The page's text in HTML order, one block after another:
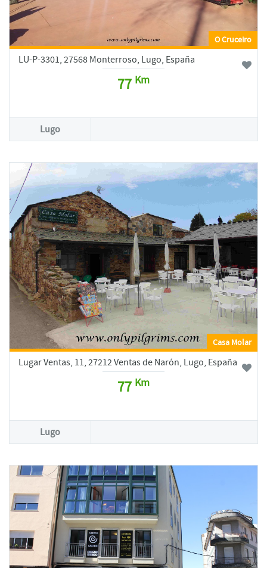
O Cruceiro
LU-P-3301, 27568 Monterroso, Lugo, España
77 Km
Lugo
Casa Molar
Lugar Ventas, 11, 27212 Ventas de Narón, Lugo, España
77 Km
Lugo